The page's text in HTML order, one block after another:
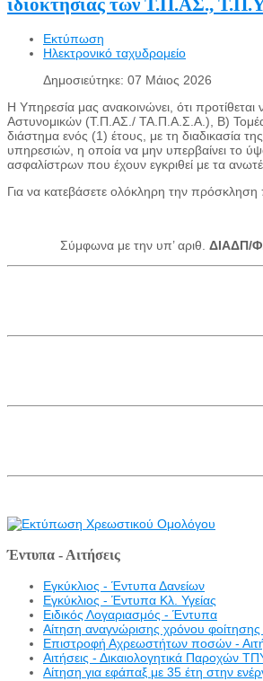
ιδιοκτησίας των Τ.Π.ΑΣ.,
Εκτύπωση
Ηλεκτρονικό ταχυδρομείο
Δημοσιεύτηκε: 07 Μάιος 2026
Η Υπηρεσία μας ανακοινώνει, ότι
Αστυνομικών (Τ.Π.ΑΣ./ ΤΑ.Π.Α.Σ.Α.), Β)
διάστημα ενός (1) έτους, με τη
υπηρεσιών, η οποία να μην υπερβαίνει το
ασφαλίστρων που έχουν εγκριθεί με τα
Για να κατεβάσετε ολόκληρη την
Σύμφωνα με την υπ’ αριθ. ΔΙΑΔΠ/
Έντυπα - Αιτήσεις
Εγκύκλιος - Έντυπα Δανείων
Εγκύκλιος - Έντυπα Κλ. Υγείας
Eιδικός Λογαριασμός - Έντυπα
Αίτηση αναγνώρισης χρόνου
Επιστροφή Αχρεωστήτων ποσών -
Αιτήσεις - Δικαιολογητικά Παροχών
Αίτηση για εφάπαξ με 35 έτη στην